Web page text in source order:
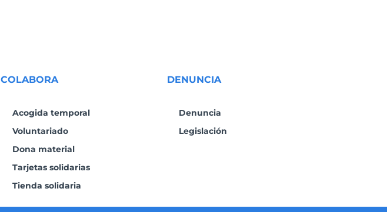
COLABORA
Acogida temporal
Voluntariado
Dona material
Tarjetas solidarias
Tienda solidaria
DENUNCIA
Denuncia
Legislación